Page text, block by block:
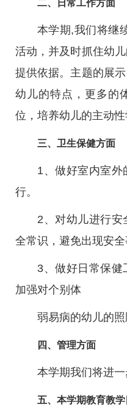
二、日常工作方面
本学期,我们将继
活动，并及时抓住幼
提供依据。主题的展
幼儿的特点，更多的
位，培养幼儿的主动性
三、卫生保健方面
1、做好室内室外
行。
2、对幼儿进行安
全常识，避免出现安全
3、做好日常保健
加强对个别体
弱易病的幼儿的照
四、管理方面
本学期我们将进
五、本学期教育教